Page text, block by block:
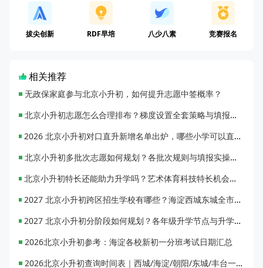
拔尖创新 RDF早培 八少八素 竞赛报名
相关推荐
无政保家庭参与北京小升初，如何提升志愿中签概率？
北京小升初志愿怎么合理排布？梯度设置全套策略与填报避坑指南
2026 北京小升初对口直升新增名单出炉，哪些小学可以直升优质初中？
北京小升初多批次志愿如何规划？各批次规则与填报实操指南
北京小升初特长还能助力升学吗？艺术体育科技特长机会与误区全面解析
2027 北京小升初跨区招生学校有哪些？海淀西城东城全市招生校完整汇总
2027 北京小升初分阶段如何规划？各年级升学节点与升学通道全梳理
2026北京小升初参考：海淀各校新初一分班考试日期汇总
2026北京小升初查询时间表｜西城/海淀/朝阳/东城/丰台一键对照